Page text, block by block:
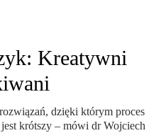
Kreatywni
dzięki którym proces
krótszy – mówi dr Wojciech